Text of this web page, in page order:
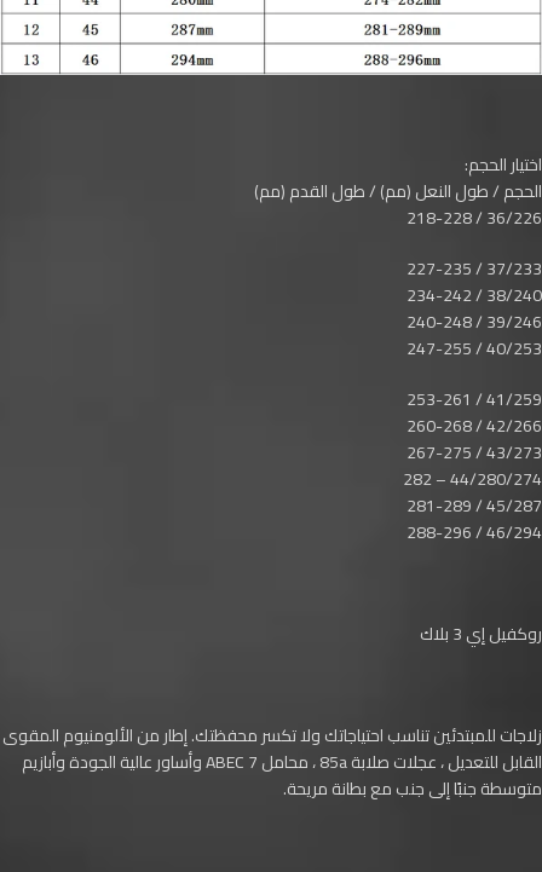
اختيار الحجم:
الحجم / طول النعل (مم) / طول القدم (مم)
36/226 / 218-228
37/233 / 227-235
38/240 / 234-242
39/246 / 240-248
40/253 / 247-255
41/259 / 253-261
42/266 / 260-268
43/273 / 267-275
44/280/274 – 282
45/287 / 281-289
46/294 / 288-296
روكفيل إي 3 بلاك
زلاجات للمبتدئين تناسب احتياجاتك ولا تكسر محفظتك. إطار من الألومنيوم المقوى
القابل للتعديل ، عجلات صلابة 85a ، محامل ABEC 7 وأساور عالية الجودة وأبازيم
متوسطة جنبًا إلى جنب مع بطانة مريحة.